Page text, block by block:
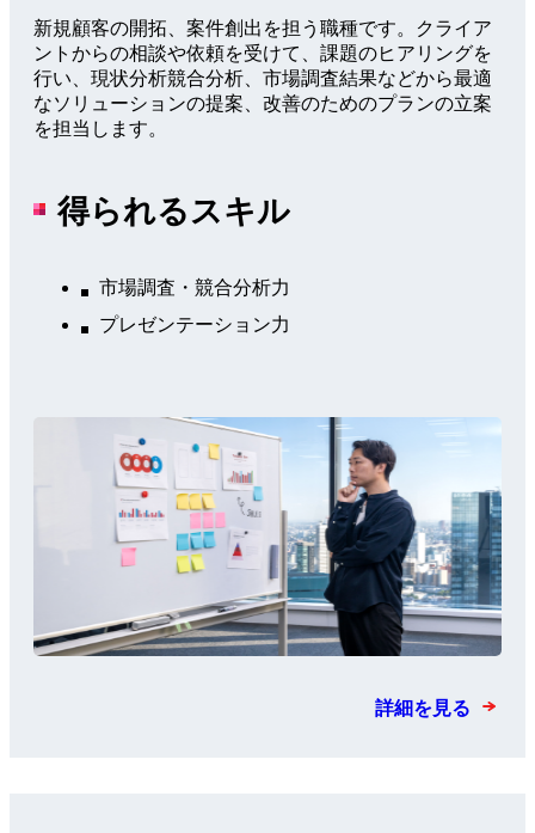
新規顧客の開拓、案件創出を担う職種です。クライア
ントからの相談や依頼を受けて、課題のヒアリングを
行い、現状分析競合分析、市場調査結果などから最適
なソリューションの提案、改善のためのプランの立案
を担当します。
得られるスキル
市場調査・競合分析力
プレゼンテーション力
詳細を見る